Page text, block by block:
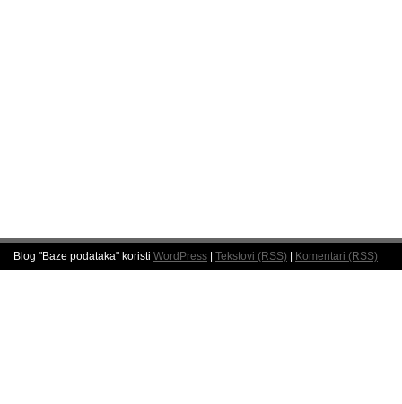
Blog "Baze podataka" koristi WordPress Tekstovi (RSS) Komentari (RSS)